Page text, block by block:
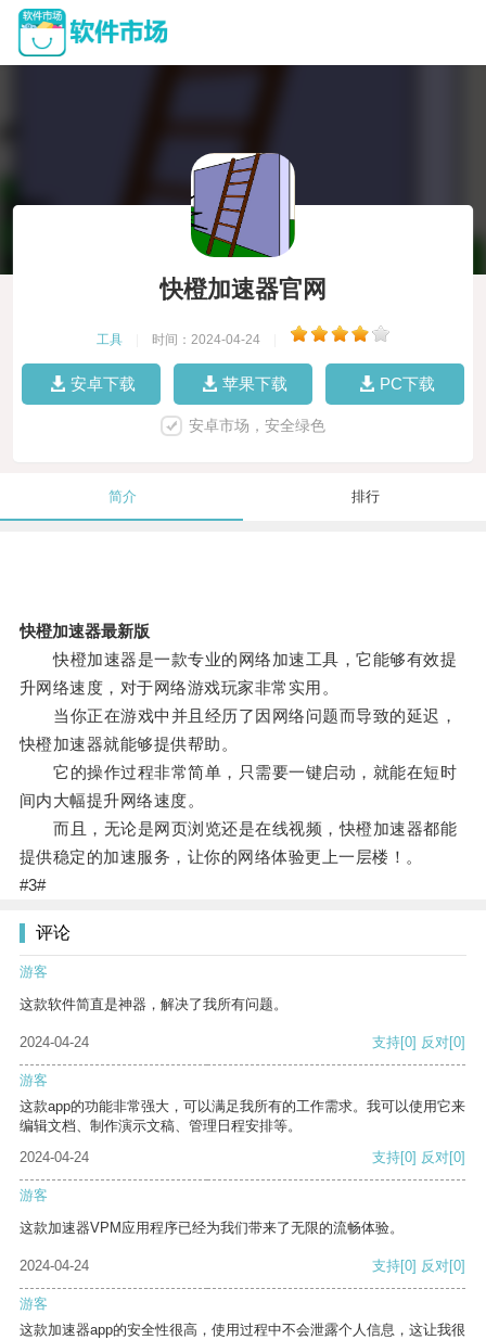
快橙加速器官网
工具 时间：2024-04-24
安卓下载 苹果下载 PC下载
安卓市场，安全绿色
简介 排行
快橙加速器最新版
快橙加速器是一款专业的网络加速工具，它能够有效提
升网络速度，对于网络游戏玩家非常实用。
当你正在游戏中并且经历了因网络问题而导致的延迟，
快橙加速器就能够提供帮助。
它的操作过程非常简单，只需要一键启动，就能在短时
间内大幅提升网络速度。
而且，无论是网页浏览还是在线视频，快橙加速器都能
提供稳定的加速服务，让你的网络体验更上一层楼！。
#3#
评论
游客
这款软件简直是神器，解决了我所有问题。
2024-04-24 支持[0] 反对[0]
游客
这款app的功能非常强大，可以满足我所有的工作需求。我可以使用它来
编辑文档、制作演示文稿、管理日程安排等。
2024-04-24
支持[0] 反对[0]
游客
这款加速器VPM应用程序已经为我们带来了无限的流畅体验。
2024-04-24 支持[0] 反对[0]
游客
这款加速器app的安全性很高，使用过程中不会泄露个人信息，这让我很